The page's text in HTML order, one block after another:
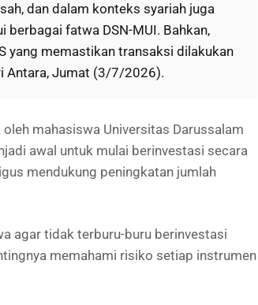
dan dalam konteks syariah juga
fatwa DSN-MUI. Bahkan,
yang memastikan transaksi dilakukan
Antara, Jumat (3/7/2026).
mahasiswa Universitas Darussalam
awal untuk mulai berinvestasi secara
mendukung peningkatan jumlah
agar tidak terburu-buru berinvestasi
memahami risiko setiap instrumen